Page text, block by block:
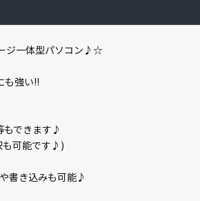
ジ一体型パソコン♪☆
も強い!!
もできます♪
も可能です♪)
書き込みも可能♪